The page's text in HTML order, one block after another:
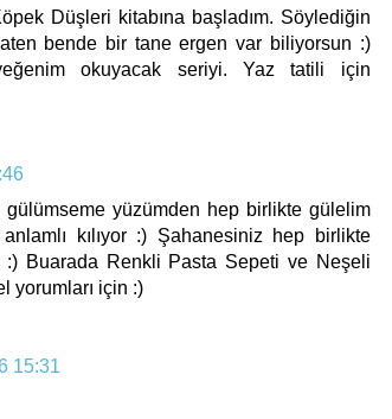
Düşleri kitabına başladım. Söylediğin
bende bir tane ergen var biliyorsun :)
okuyacak seriyi. Yaz tatili için
yüzümden hep birlikte gülelim
kılıyor :) Şahanesiniz hep birlikte
:) Buarada Renkli Pasta Sepeti ve Neşeli
yorumları için :)
15:31